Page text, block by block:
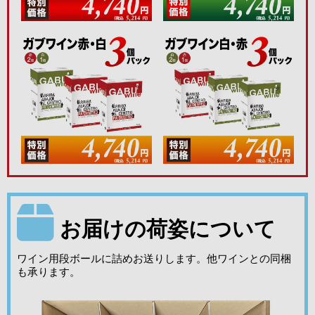
お届けの荷姿について
ワイン用段ボールに詰めお送りします。他ワインとの同梱
も承ります。